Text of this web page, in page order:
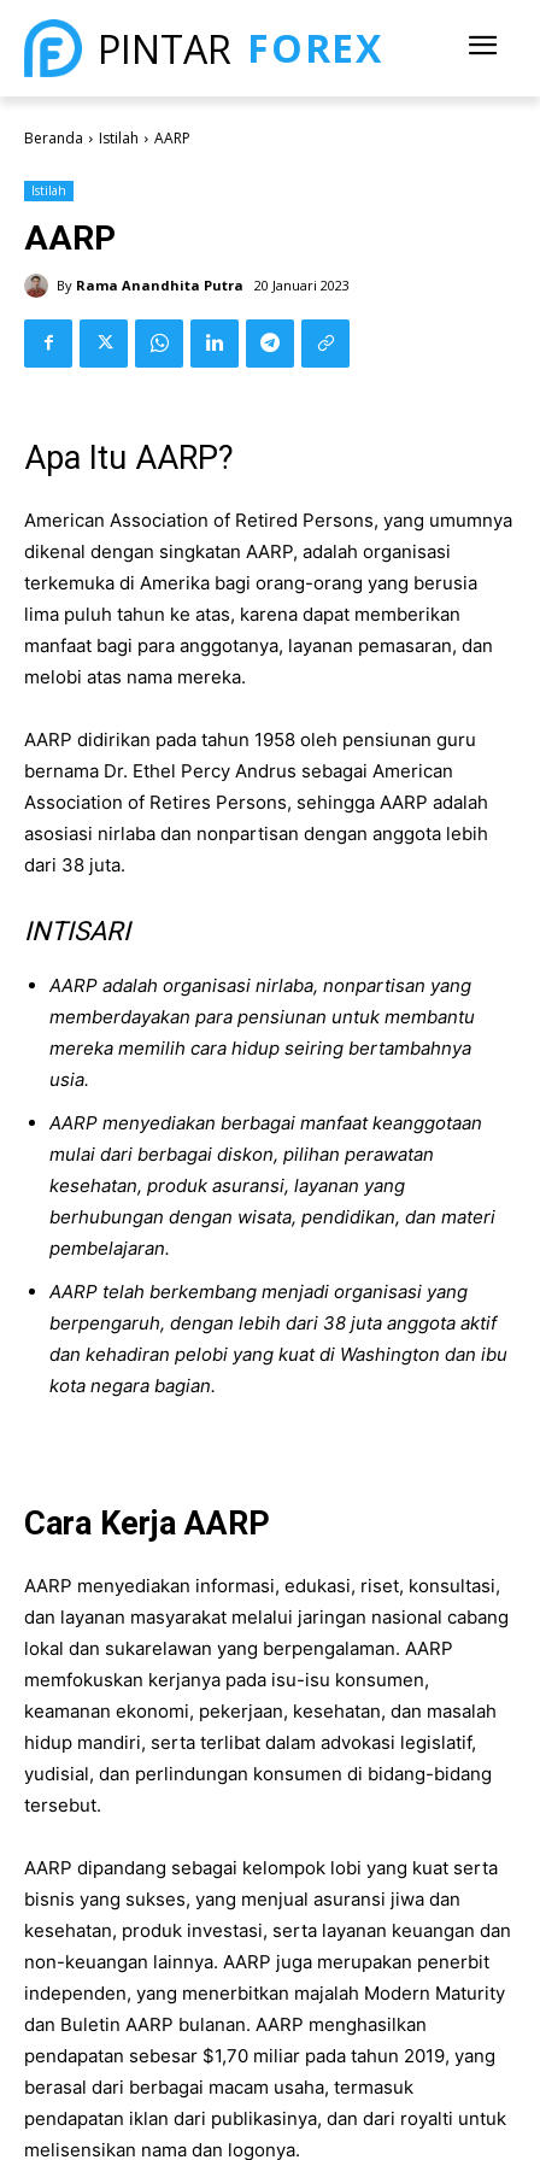
PINTAR FOREX
Beranda Istilah AARP
Istilah
AARP
By Rama Anandhita Putra 20 Januari 2023
Apa Itu AARP?
American Association of Retired Persons, yang umumnya
dikenal dengan singkatan AARP, adalah organisasi
terkemuka di Amerika bagi orang-orang yang berusia
lima puluh tahun ke atas, karena dapat memberikan
manfaat bagi para anggotanya, layanan pemasaran, dan
melobi atas nama mereka.
AARP didirikan pada tahun 1958 oleh pensiunan guru
bernama Dr. Ethel Percy Andrus sebagai American
Association of Retires Persons, sehingga AARP adalah
asosiasi nirlaba dan nonpartisan dengan anggota lebih
dari 38 juta.
INTISARI
AARP adalah organisasi nirlaba, nonpartisan yang
memberdayakan para pensiunan untuk membantu
mereka memilih cara hidup seiring bertambahnya
usia.
AARP menyediakan berbagai manfaat keanggotaan
mulai dari berbagai diskon, pilihan perawatan
kesehatan, produk asuransi, layanan yang
berhubungan dengan wisata, pendidikan, dan materi
pembelajaran.
AARP telah berkembang menjadi organisasi yang
berpengaruh, dengan lebih dari 38 juta anggota aktif
dan kehadiran pelobi yang kuat di Washington dan ibu
kota negara bagian.
Cara KerjaAARP
AARP menyediakan informasi, edukasi, riset, konsultasi,
dan layanan masyarakat melalui jaringan nasional cabang
lokal dan sukarelawan yang berpengalaman. AARP
memfokuskan kerjanya pada isu-isu konsumen,
keamanan ekonomi, pekerjaan, kesehatan, dan masalah
hidup mandiri, serta terlibat dalam advokasi legislatif,
yudisial, dan perlindungan konsumen di bidang-bidang
tersebut.
AARP dipandang sebagai kelompok lobi yang kuat serta
bisnis yang sukses, yang menjual asuransi jiwa dan
kesehatan, produk investasi, serta layanan keuangan dan
non-keuangan lainnya. AARP juga merupakan penerbit
independen, yang menerbitkan majalah Modern Maturity
dan Buletin AARP bulanan. AARP menghasilkan
pendapatan sebesar $1,70 miliar pada tahun 2019, yang
berasal dari berbagai macam usaha, termasuk
pendapatan iklan dari publikasinya, dan dari royalti untuk
melisensikan nama dan logonya.